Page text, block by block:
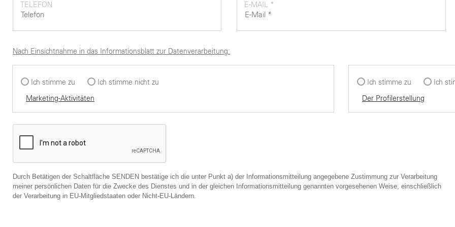
TELEFON E-MAIL *
Nach Einsichtnahme in das Informationsblatt zur Datenverarbeitung:
Ich stimme zu
Ich stimme nicht zu
Marketing-Aktivitäten
Ich stimme zu
Ich
Der Profilerstellung
Durch Betätigen der Schaltfläche SENDEN bestätige ich die unter Punkt a) der Informationsmitteilung angegebene Zustimmung zur Verarbeitung
meiner persönlichen Daten für die Zwecke des Dienstes und in der gleichen Informationsmitteilung genannten vorgesehenen Weise, einschließlich
der Verarbeitung in EU-Mitgliedstaaten oder Nicht-EU-Ländern.